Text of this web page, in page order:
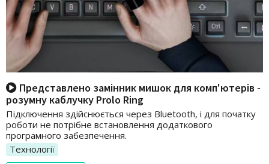
Представлено замінник мишок для комп'ютерів -
розумну каблучку Prolo Ring
Підключення здійснюється через Bluetooth, і для початку
роботи не потрібне встановлення додаткового
програмного забезпечення.
Технології